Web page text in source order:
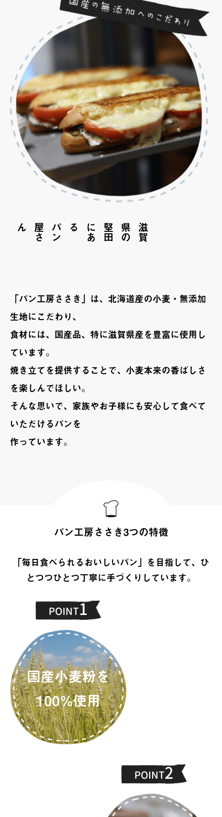
滋
賀
県
の
堅
田
に
あ
る
パ
ン
屋
さ
ん
「パン工房ささき」は、北海道産の小麦・無添加
生地にこだわり、
食材には、国産品、特に滋賀県産を豊富に使用し
ています。
焼き立てを提供することで、小麦本来の香ばしさ
を楽しんでほしい。
そんな思いで、家族やお子様にも安心して食べて
いただけるパンを
作っています。
パン工房ささき3つの特徴
「毎日食べられるおいしいパン」を目指して、ひ
とつつひとつ丁寧に手づくりしています。
POINT1
国産小麦粉を
100%使用
POINT2